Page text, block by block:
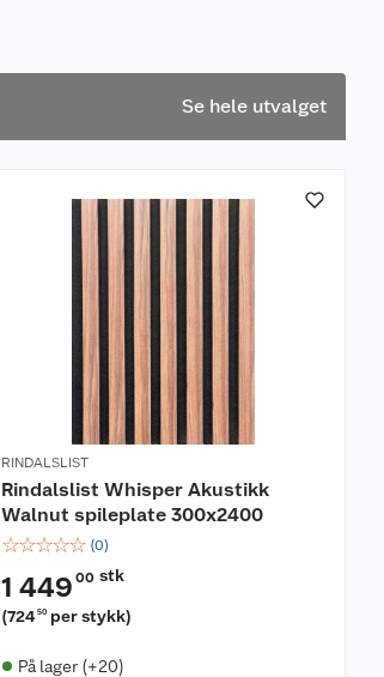
Se hele utvalget
RINDALSLIST
Rindalslist Whisper Akustikk
Walnut spileplate 300x2400
☆☆☆☆☆ (0)
1 449 00 stk
(724 50 per stykk)
På lager (+20)